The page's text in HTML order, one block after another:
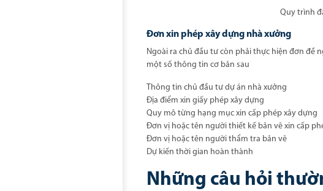
Quy trình
Đơn xin phép xây dựng nhà xưởng
Ngoài ra chủ đầu tư còn phải thực hiện đơn đề
một số thông tin cơ bản sau
Thông tin chủ đầu tư dự án nhà xưởng
Địa điểm xin giấy phép xây dựng
Quy mô từng hạng mục xin cấp phép xây dựng
Đơn vị hoặc tên người thiết kế bản vẽ xin cấp
Đơn vị hoặc tên người thẩm tra bản vẽ
Dự kiến thời gian hoàn thành
Những câu hỏi